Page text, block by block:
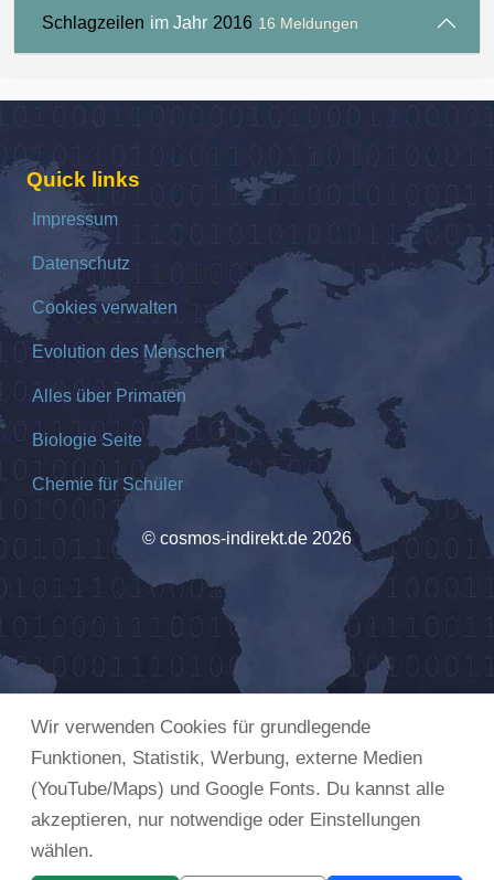
Wir verwenden Cookies für grundlegende
Funktionen, Statistik, Werbung, externe Medien
(YouTube/Maps) und Google Fonts. Du kannst alle
akzeptieren, nur notwendige oder Einstellungen
wählen.
Schlagzeilen im Jahr 2016 16 Meldungen
Quick links
Impressum
Datenschutz
Cookies verwalten
Evolution des Menschen
Alles über Primaten
Biologie Seite
Chemie für Schüler
© cosmos-indirekt.de 2026